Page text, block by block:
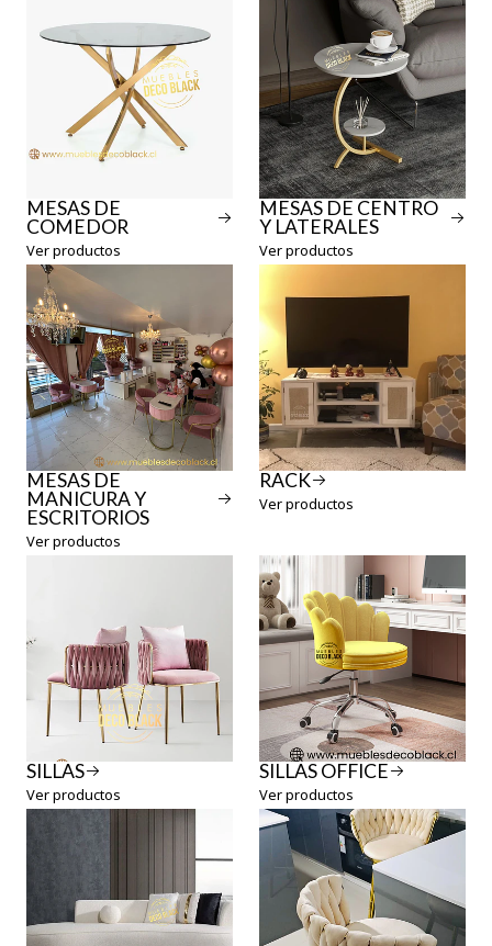
MESAS DE
COMEDOR
Ver productos
MESAS DE CENTRO
Y LATERALES
Ver productos
MESAS DE
MANICURA Y
ESCRITORIOS
Ver productos
RACK
Ver productos
SILLAS
Ver productos
SILLAS OFFICE
Ver productos